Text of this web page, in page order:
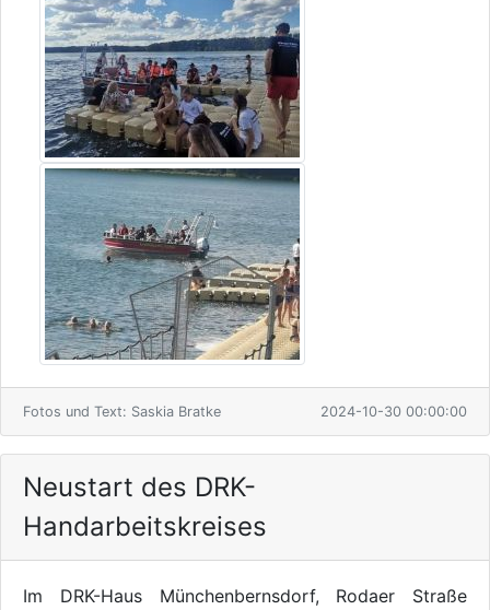
Fotos und Text: Saskia Bratke 2024-10-30 00:00:00
Neustart des DRK-
Handarbeitskreises
Im DRK-Haus Münchenbernsdorf, Rodaer Straße